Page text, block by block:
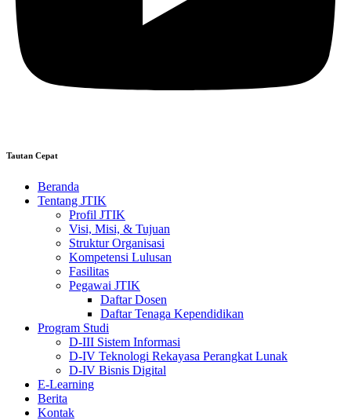
Tautan Cepat
Beranda
Tentang JTIK
Profil JTIK
Visi, Misi, & Tujuan
Struktur Organisasi
Kompetensi Lulusan
Fasilitas
Pegawai JTIK
Daftar Dosen
Daftar Tenaga Kependidikan
Program Studi
D-III Sistem Informasi
D-IV Teknologi Rekayasa Perangkat Lunak
D-IV Bisnis Digital
E-Learning
Berita
Kontak